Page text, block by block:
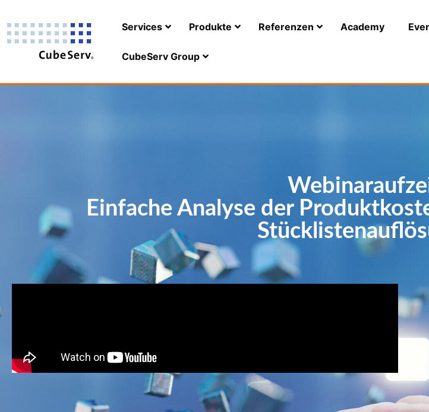
Services Produkte Referenzen Academy
CubeServ Group
Einfache Analyse der